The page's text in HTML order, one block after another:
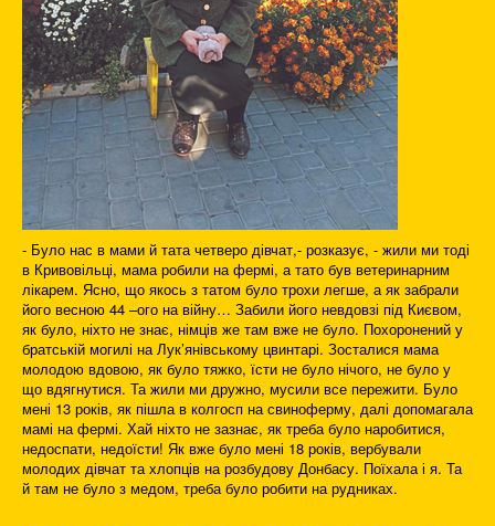
- Було нас в мами й тата четверо дівчат,- розказує, - жили ми тоді
в Кривовільці, мама робили на фермі, а тато був ветеринарним
лікарем. Ясно, що якось з татом було трохи легше, а як забрали
його весною 44 –ого на війну… Забили його невдовзі під Києвом,
як було, ніхто не знає, німців же там вже не було. Похоронений у
братській могилі на Лук’янівському цвинтарі. Зосталися мама
молодою вдовою, як було тяжко, їсти не було нічого, не було у
що вдягнутися. Та жили ми дружно, мусили все пережити. Було
мені 13 років, як пішла в колгосп на свиноферму, далі допомагала
мамі на фермі. Хай ніхто не зазнає, як треба було наробитися,
недоспати, недоїсти! Як вже було мені 18 років, вербували
молодих дівчат та хлопців на розбудову Донбасу. Поїхала і я. Та
й там не було з медом, треба було робити на рудниках.